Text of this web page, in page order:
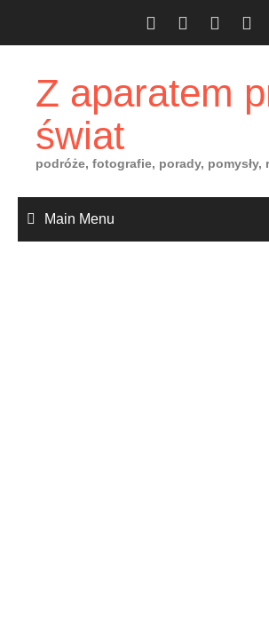
Z aparatem
świat
podróże, fotografie, porady, pomysły,
Main Menu